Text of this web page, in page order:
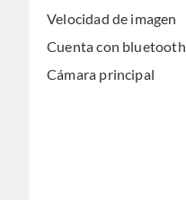
Velocidad de imagen
Cuenta con bluetooth
Cámara principal